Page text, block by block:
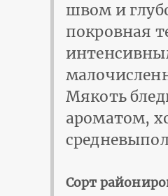
швом и
покровная
Мякоть
ароматом,
Сорт